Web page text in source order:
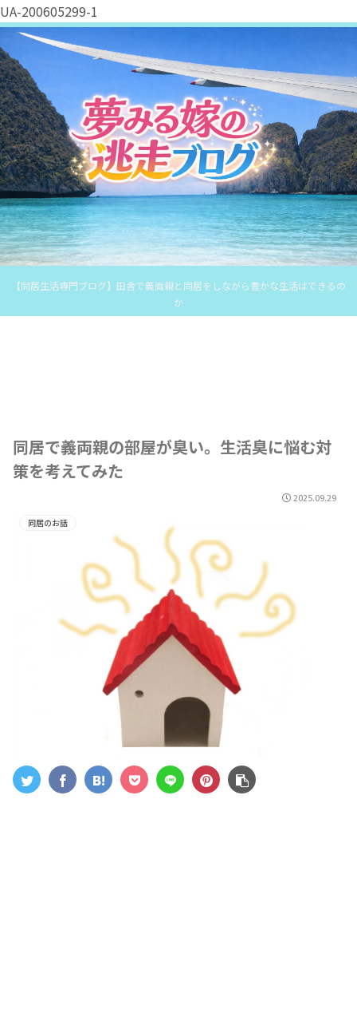
UA-200605299-1
【同居生活専門ブログ】田舎で義両親と同居をしながら豊かな生活はできるの
か
同居で義両親の部屋が臭い。生活臭に悩む対
策を考えてみた
2025.09.29
同居のお話